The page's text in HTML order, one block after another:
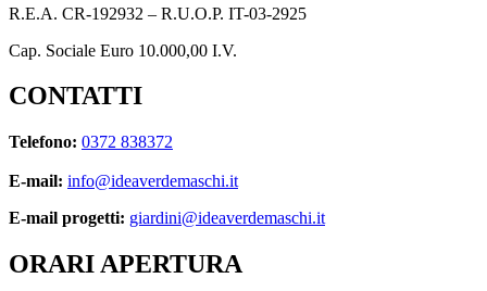
R.E.A. CR-192932 – R.U.O.P. IT-03-2925
Cap. Sociale Euro 10.000,00 I.V.
CONTATTI
Telefono: 0372 838372
E-mail: info@ideaverdemaschi.it
E-mail progetti: giardini@ideaverdemaschi.it
ORARI APERTURA